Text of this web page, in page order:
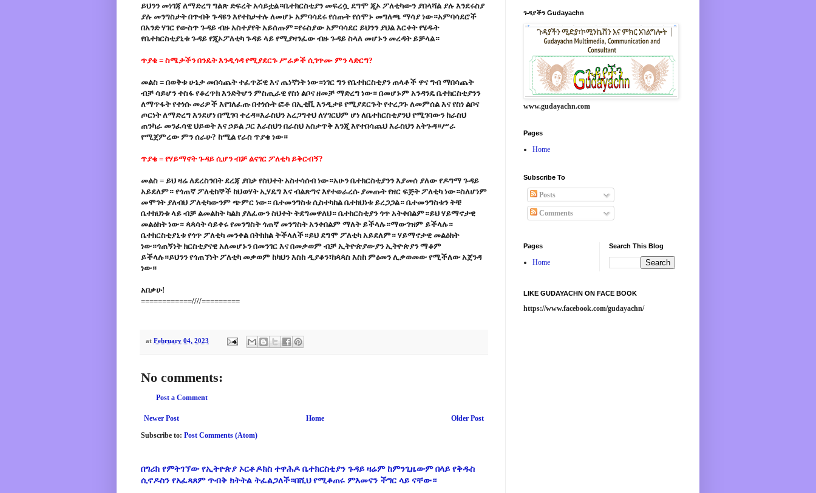
ይህንን መነገጃ ለማድረግ ግልጽ ድፍረት አሳይቷል።ቤተክርስቲያን መፍረሷ ደግሞ ጂኦ ፖለቲካውን ያበላሻል ያሉ እንደሩስያ
ያሉ መንግስታት በጥብቅ ጉዳዩን እየተከታተሉ ለመሆኑ አምባሳደሩ የሰጡት የሰሞኑ መግለጫ ማሳያ ነው።አምባሳደሮች
በአንድ ሃገር የውስጥ ጉዳይ ብዙ አስተያየት አይሰጡም።የሩስያው አምባሳደር ይህንን ያህል እርቀት የሄዱት
የቤተክርስቲያኒቱ ጉዳይ የጂኦፖለቲካ ጉዳይ ላይ የሚያዛንፈው ብዙ ጉዳይ ስላለ መሆኑን መረዳት ይቻላል።
ጥያቄ = ስሜታችን በንዴት እንዲጎዳ የሚያደርጉ ሥራዎች ሲገጥሙ ምን ላድርግ?
መልስ = በወቅቱ ሁኔታ መበሳጨት ተፈጥሯዊ እና ጤነኛነት ነው።ነገር ግን የቤተክርስቲያን ጠላቶች ዋና ግብ ማበሳጨት
ብቻ ሳይሆን ተስፋ የቆረጥክ እንድትሆን ምስጢራዊ የስነ ልቦና ዘመቻ ማድረግ ነው። በመሆኑም አንዳንዴ ቤተክርስቲያንን
ለማጥፋት የተነሱ መሪዎች እየገለፈጡ በተነሱት ፎቶ በኢቲቪ እንዲታዩ የሚያደርጉት የተረጋጉ ለመምሰል እና የስነ ልቦና
ጦርነት ለማድረግ እንደሆነ በሚገባ ተረዳ።እራስህን አረጋግተህ ለሃገርህም ሆነ ለቤተክርስቲያንህ የሚገባውን ከራስህ
ጠንካራ መንፈሳዊ ህይወት እና ኃይል ጋር እራስህን በራስህ አስታጥቅ እንጂ እየተበሳጨህ እራስህን አትጉዳ።ሥራ
የሚጀምረው ምን ሰራሁ? ከሚል የራስ ጥያቄ ነው።
ጥያቄ = የሃይማኖት ጉዳይ ሲሆን ብቻ ልናገር ፖለቲካ ይቅርብኝ?
መልስ = ይህ ዛሬ ለደረስንበት ደረጃ ያበቃ የስህተት አስተሳሰብ ነው።አሁን ቤተክርስቲያንን እያመሰ ያለው የዶግማ ጉዳይ
አይደለም። የጎጠኛ ፖለቲከኞች ከህወሃት ኢሃዴግ እና ብልጽግና እየተወራረሱ ያመጡት የዘር ፍጅት ፖለቲካ ነው።ስለሆነም
መሞገት ያለብህ ፖለቲካውንም ጭምር ነው። ቤተመንግስቱ ሲስተካከል ቤተክህነቱ ይረጋጋል። ቤተመንግስቱን ትቼ
ቤተክህነቱ ላይ ብቻ ልመልከት ካልክ ያለፈውን ስህተት ትደግመዋለህ። ቤተክርስቲያን ጎጥ አትቀበልም።ይህ ሃይማኖታዊ
መልዕክት ነው። ጳጳሳት ሳይቀሩ የመንግስት ጎጠኛ መንግስት አንቀበልም ማለት ይችላሉ።ማውገዝም ይችላሉ።
ቤተክርስቲያኒቱ የጎጥ ፖለቲካ መንቀል በትክክል ትችላለች።ይህ ደግሞ ፖለቲካ አይደለም። ሃይማኖታዊ መልዕክት
ነው።ጎጠኝነት ክርስቲያናዊ አለመሆኑን በመንገር እና በመቃወም ብቻ ኢትዮጵያውያን ኢትዮጵያን ማቆም
ይችላሉ።ይህንን የጎጠኘነት ፖለቲካ መቃወም ከካህን እስከ ዲያቆን፣ከጳጳስ እስከ ምዕመን ሊቃወመው የሚችለው አጀንዳ
ነው።
አበቃሁ!
============////=========
at February 04, 2023
No comments:
Post a Comment
Newer Post Older Post
Home
Subscribe to: Post Comments (Atom)
በግሪክ የምትገኘው የኢትዮጵያ ኦርቶዶክስ ተዋሕዶ ቤተክርስቲያን ጉዳይ ዛሬም ከምንጊዜውም በላይ የቅዱስ
ሲኖዶስን የአፈጻጸም ጥብቅ ክትትል ትፈልጋለች።በሺህ የሚቆጠሩ ምእመናን ችግር ላይ ናቸው።
ጉዳያችን Gudayachn
www.gudayachn.com
Pages
Home
Subscribe To
Posts
Comments
Pages
Home
Search This Blog
LIKE GUDAYACHN ON FACE BOOK
https://www.facebook.com/gudayachn/